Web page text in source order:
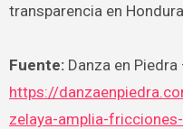
transparencia en
Fuente:Danza en Piedra
https://
zelaya-amplia-